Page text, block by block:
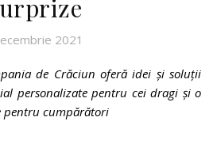
2021
de Crăciun oferă idei și soluții
personalizate pentru cei dragi și o
pentru cumpărători